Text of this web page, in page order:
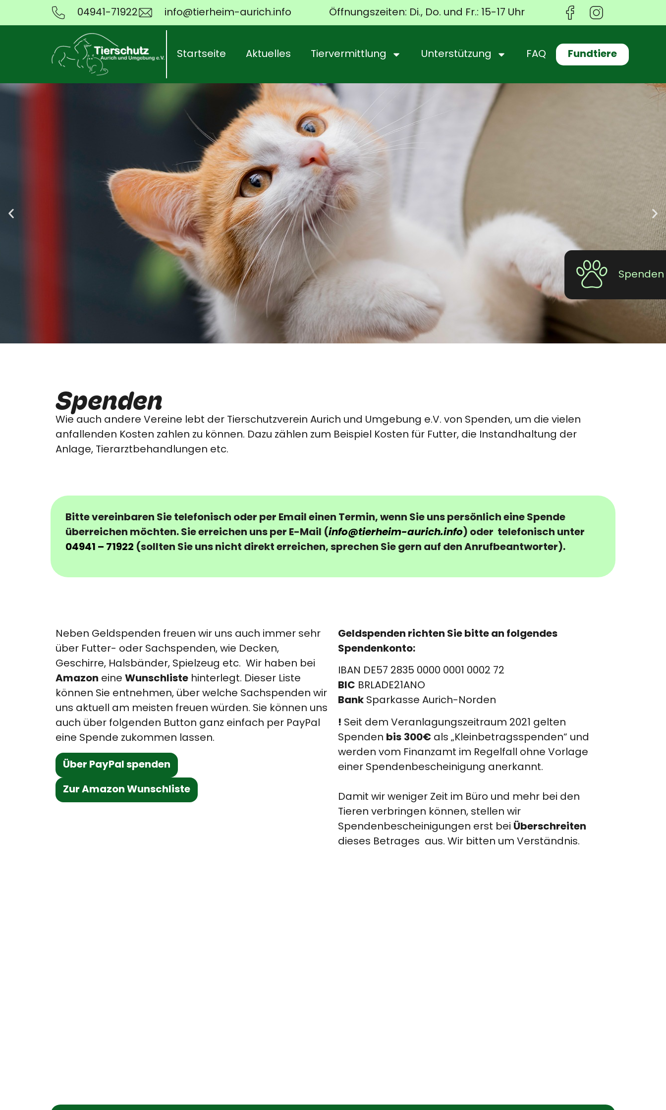
04941-71922 info@tierheim-aurich.info Öffnungszeiten: Di., Do. und Fr.: 15-17 Uhr
Spenden
Startseite Aktuelles Tiervermittlung Unterstützung FAQ Fundtiere
Spenden
Wie auch andere Vereine lebt der Tierschutzverein Aurich und Umgebung e.V. von Spenden, um die vielen
anfallenden Kosten zahlen zu können. Dazu zählen zum Beispiel Kosten für Futter, die Instandhaltung der
Anlage, Tierarztbehandlungen etc.
Bitte vereinbaren Sie telefonisch oder per Email einen Termin, wenn Sie uns persönlich eineSpende
überreichen möchten. Sie erreichen uns per E-Mail (info@tierheim-aurich.info) oder telefonisch unter
04941 – 71922 (sollten Sie uns nicht direkt erreichen, sprechen Sie gern auf den Anrufbeantworter).
Neben Geldspenden freuen wir uns auch immer sehr
über Futter- oder Sachspenden, wie Decken,
Geschirre, Halsbänder, Spielzeug etc. Wir haben bei
Amazon eineWunschliste hinterlegt. Dieser Liste
können Sie entnehmen, über welche Sachspenden wir
uns aktuell am meisten freuen würden. Sie können uns
auch über folgenden Button ganz einfach per PayPal
eine Spende zukommen lassen.
Über PayPal spenden
Zur Amazon Wunschliste
Geldspenden richten Sie bitte an folgendes
Spendenkonto:
IBAN DE57 2835 0000 0001 0002 72
BIC BRLADE21ANO
BankSparkasse Aurich-Norden
! Seit dem Veranlagungszeitraum 2021 gelten
Spenden bis300€ als „Kleinbetragsspenden“ und
werden vom Finanzamt im Regelfall ohne Vorlage
einer Spendenbescheinigung anerkannt.
Damit wir weniger Zeit im Büro und mehr bei den
Tieren verbringen können, stellen wir
Spendenbescheinigungen erst bei Überschreiten
dieses Betrages aus. Wir bitten um Verständnis.